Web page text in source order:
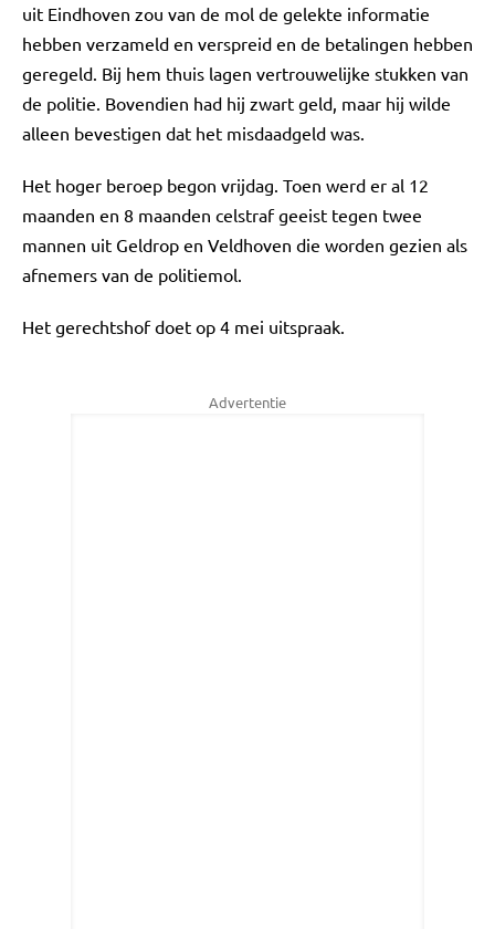
uit Eindhoven zou van de mol de gelekte informatie
hebben verzameld en verspreid en de betalingen hebben
geregeld. Bij hem thuis lagen vertrouwelijke stukken van
de politie. Bovendien had hij zwart geld, maar hij wilde
alleen bevestigen dat het misdaadgeld was.
Het hoger beroep begon vrijdag. Toen werd er al 12
maanden en 8 maanden celstraf geeist tegen twee
mannen uit Geldrop en Veldhoven die worden gezien als
afnemers van de politiemol.
Het gerechtshof doet op 4 mei uitspraak.
Advertentie